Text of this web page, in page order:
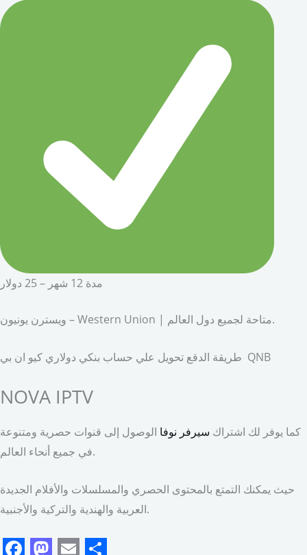
مدة 12 شهر – 25 دولار
ويسترن يونيون – Western Union | متاحة لجميع دول العالم.
طريقة الدقع تحويل علي حساب بنكي دولاري كيو ان بي QNB
NOVA IPTV
كما يوفر لك اشتراك سيرفر نوفا الوصول إلى قنوات حصرية ومتنوعة
في جميع أنحاء العالم.
حيث يمكنك التمتع بالمحتوى الحصري والمسلسلات والأفلام الجديدة
العربية والهندية والتركية والأجنبية.